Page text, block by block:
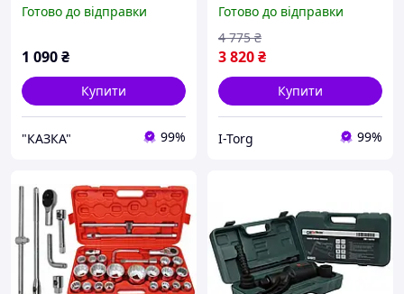
Kraft&Dele KD10565
Готово до відправки
1 090₴
Купити
"КАЗКА" 99%
Готово до відправки
3 820₴
4 775 ₴
Купити
I-Torg 99%